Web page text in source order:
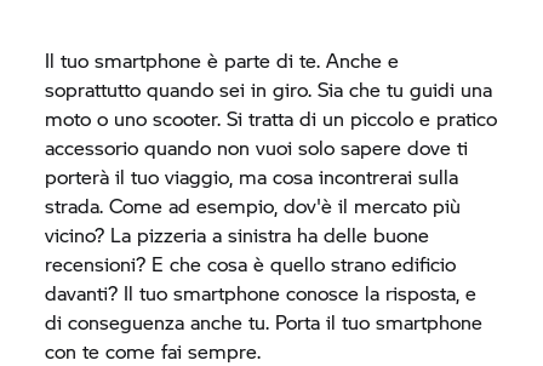
Il tuo smartphone è parte di te. Anche e
soprattutto quando sei in giro. Sia che tu guidi una
moto o uno scooter. Si tratta di un piccolo e pratico
accessorio quando non vuoi solo sapere dove ti
porterà il tuo viaggio, ma cosa incontrerai sulla
strada. Come ad esempio, dov'è il mercato più
vicino? La pizzeria a sinistra ha delle buone
recensioni? E che cosa è quello strano edificio
davanti? Il tuo smartphone conosce la risposta, e
di conseguenza anche tu. Porta il tuo smartphone
con te come fai sempre.